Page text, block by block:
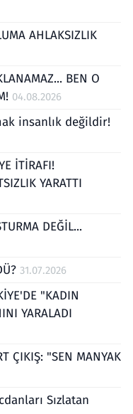
AHLAKSIZLIK
BEN O
04.08.2026
insanlık değildir!
İTİRAFI!
YARATTI
DEĞİL...
31.07.2026
"KADIN
YARALADI
ÇIKIŞ: "SEN MANYAK
Sızlatan